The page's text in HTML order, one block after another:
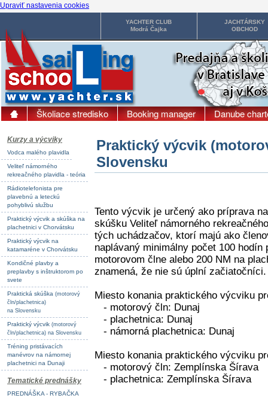
Upraviť nastavenia cookies
YACHTER CLUB
Modrá Čajka
JACHTÁRSKY
OBCHOD
Školiace stredisko Booking manager Danube
Kurzy a výcviky
Vodca malého plavidla
Veliteľ námorného
rekreačného plavidla - teória
Rádiotelefonista pre
plavebnú a leteckú
pohyblivú službu
Praktický výcvik a skúška na
plachetnici v Chorvátsku
Praktický výcvik na
katamaréne v Chorvátsku
Kondičné plavby a
preplavby s inštruktorom po
svete
Praktická skúška (motorový
čln/plachetnica)
na Slovensku
Praktický výcvik (motorový
čln/plachetnica) na Slovensku
Tréning pristávacích
manévrov na námornej
plachetnici na Dunaji
Tematické prednášky
PREDNÁŠKA - RYBAČKA
Praktický výcvik
Slovensku
Tento výcvik je určený ako príprava
skúšku Veliteľ námorného
tých uchádzačov, ktorí majú ako
naplávaný minimálny počet 100 hodín
motorovom člne alebo 200 NM na
znamená, že nie sú úplní začiatočníci.
Miesto konania praktického výcviku
- motorový čln: Dunaj
- plachetnica: Dunaj
- námorná plachetnica: Dunaj
Miesto konania praktického výcviku
- motorový čln: Zemplínska Šírava
- plachetnica: Zemplínska Šírava